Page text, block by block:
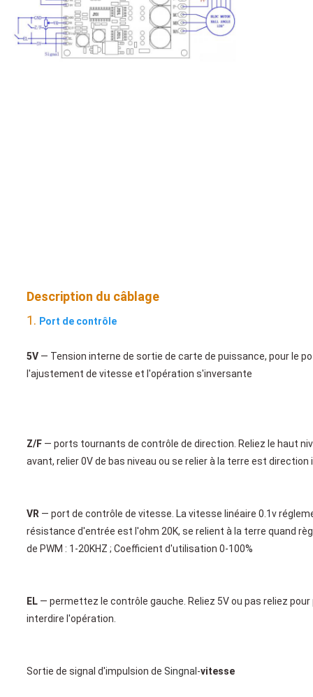
Description du câblage
1. Port de contrôle
5V — Tension interne de sortie de carte de puissance, pour le
l'ajustement de vitesse et l'opération s'inversante
Z/F — ports tournants de contrôle de direction. Reliez le haut
avant, relier 0V de bas niveau ou se relier à la terre est direction
VR — port de contrôle de vitesse. La vitesse linéaire 0.1v
résistance d'entrée est l'ohm 20K, se relient à la terre quand
de PWM : 1-20KHZ ; Coefficient d'utilisation 0-100%
EL — permettez le contrôle gauche. Reliez 5V ou pas reliez
interdire l'opération.
Sortie de signal d'impulsion de Singnal-vitesse